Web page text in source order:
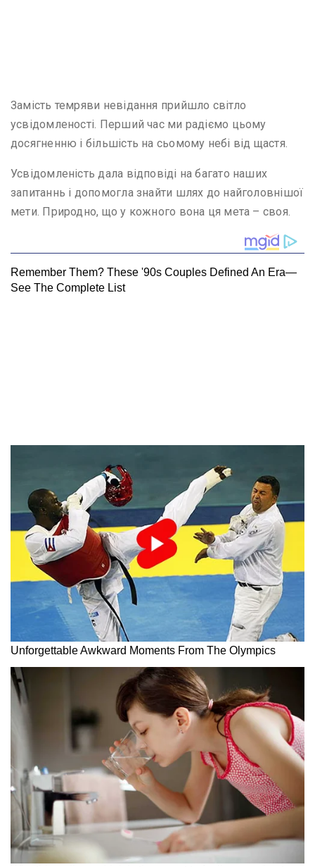
Замість темряви невідання прийшло світло
усвідомленості. Перший час ми радіємо цьому
досягненню і більшість на сьомому небі від щастя.
Усвідомленість дала відповіді на багато наших
запитаннь і допомогла знайти шлях до найголовнішої
мети. Природно, що у кожного вона ця мета – своя.